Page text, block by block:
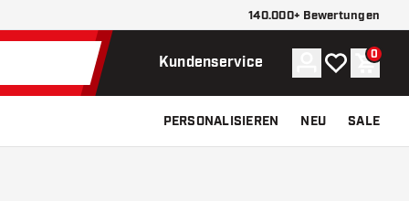
140.000+ Bewertungen
Kundenservice Konto
Meine 0
PERSONALISIEREN NEU SALE